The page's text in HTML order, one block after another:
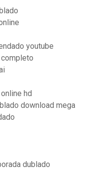
youtube
hd
download mega
dublado